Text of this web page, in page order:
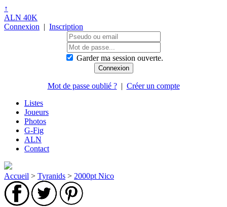
↑
ALN 40K
Connexion | Inscription
Garder ma session ouverte.
Mot de passe oublié ?| Créer un compte
Listes
Joueurs
Photos
G-Fig
ALN
Contact
Accueil > Tyranids > 2000pt Nico